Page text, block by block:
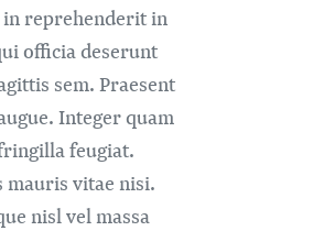
in reprehenderit in
officia deserunt
sem. Praesent
Integer quam
feugiat.
vitae nisi.
nisl vel massa